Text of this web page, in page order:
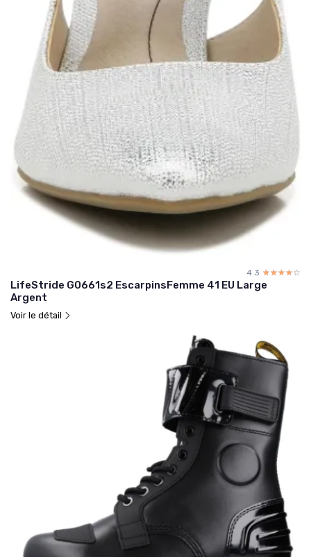
4.3 ☆☆☆☆☆
★★★★★
LifeStride G0661s2 EscarpinsFemme 41 EU Large
Argent
Voir le détail